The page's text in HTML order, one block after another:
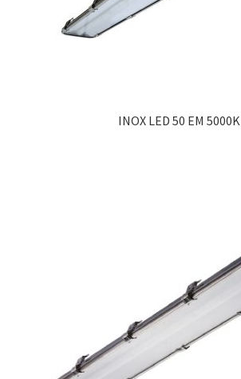
INOX LED 50 EM 5000K